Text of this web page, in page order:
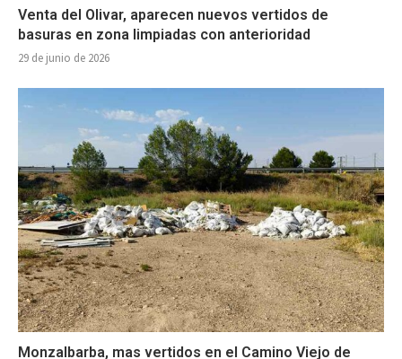
Venta del Olivar, aparecen nuevos vertidos de
basuras en zona limpiadas con anterioridad
29 de junio de 2026
Monzalbarba, mas vertidos en el Camino Viejo de